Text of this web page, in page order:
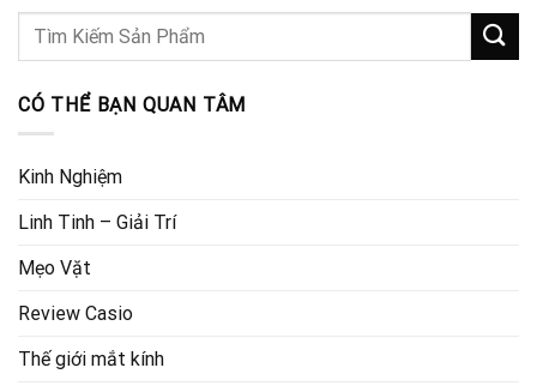
CÓ THỂ BẠN QUAN TÂM
Kinh Nghiệm
Linh Tinh – Giải Trí
Mẹo Vặt
Review Casio
Thế giới mắt kính